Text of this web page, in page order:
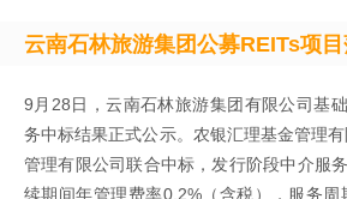
云南石林旅游集团公募REITs项
9月28日，云南石林旅游集团有限公司基
务中标结果正式公示。农银汇理基金管理
管理有限公司联合中标，发行阶段中介服
续期间年管理费率0.2%（含税），服务周